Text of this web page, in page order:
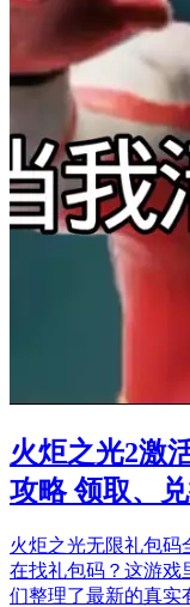
火炬之光2激
攻略 领取、
火炬之光无限礼包码
在找礼包码？这游戏
们整理了最新的真